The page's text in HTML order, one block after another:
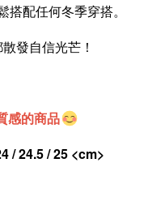
配任何冬季穿搭。
發自信光芒！
感的商品
/ 24.5 / 25 <cm>